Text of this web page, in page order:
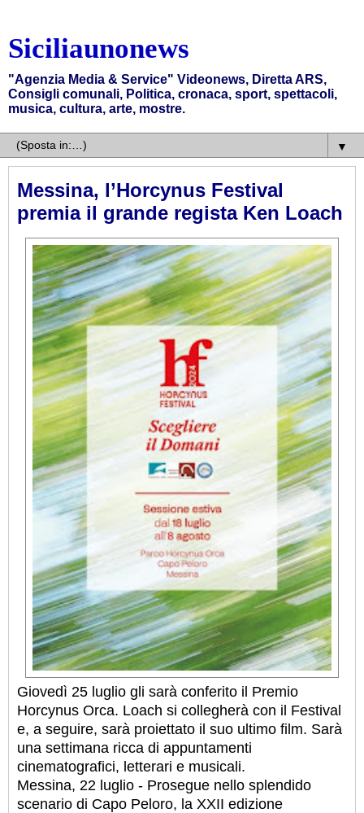
Siciliaunonews
"Agenzia Media & Service" Videonews, Diretta ARS,
Consigli comunali, Politica, cronaca, sport, spettacoli,
musica, cultura, arte, mostre.
▼
Messina, l’Horcynus Festival
premia il grande regista Ken Loach
Giovedì 25 luglio gli sarà conferito il Premio
Horcynus Orca. Loach si collegherà con il Festival
e, a seguire, sarà proiettato il suo ultimo film. Sarà
una settimana ricca di appuntamenti
cinematografici, letterari e musicali.
Messina, 22 luglio - Prosegue nello splendido
scenario di Capo Peloro, la XXII edizione